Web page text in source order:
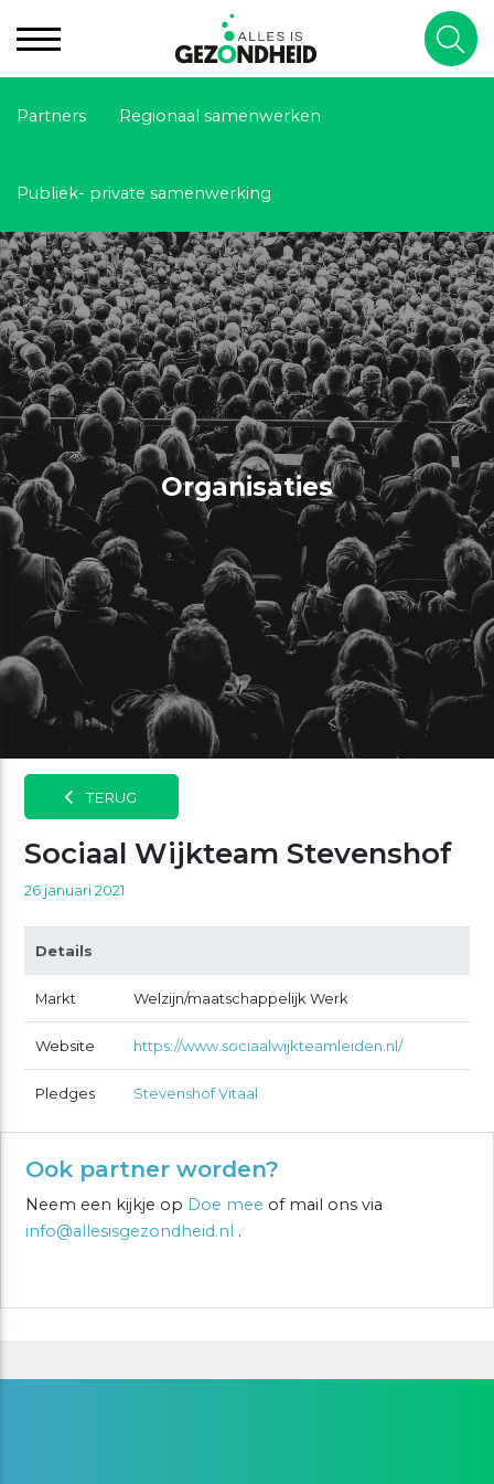
Partners Regionaal samenwerken
Publiek- private samenwerking
Organisaties
TERUG
Sociaal Wijkteam Stevenshof
26 januari 2021
Details
Markt Welzijn/maatschappelijk Werk
Website https://www.sociaalwijkteamleiden.nl/
Pledges Stevenshof Vitaal
Ook partner worden?
Neem een kijkje op Doe mee of mail ons via
info@allesisgezondheid.nl .